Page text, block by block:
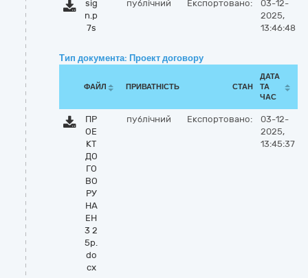
sig
n.p
7s
публічний Експортовано:
03-12-
2025,
13:46:48
Тип документа: Проект договору
ФАЙЛ ПРИВАТНІСТЬ СТАН
ДАТА
ТА
ЧАС
ПР
ОЕ
КТ
ДО
ГО
ВО
РУ
НА
ЕН
3 2
5р.
do
cx
публічний Експортовано:
03-12-
2025,
13:45:37